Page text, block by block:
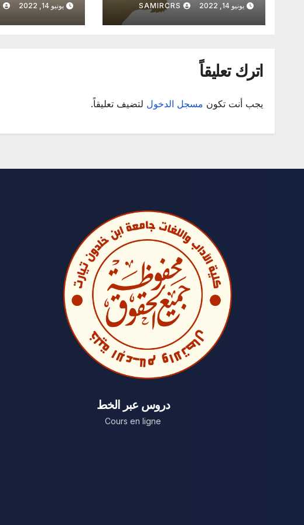
Mohamed
يونيو 14, 2022 SAMIRCRS يونيو 14, 2022
اترك تعليقاً
يجب أنت تكون مسجل الدخول لتضيف تعليقاً.
دروس عبر الخط
Cours en ligne